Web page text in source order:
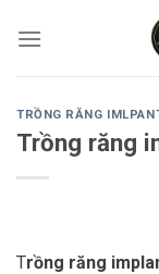
TRỒNG RĂNG
Trồng răng
Trồng răng